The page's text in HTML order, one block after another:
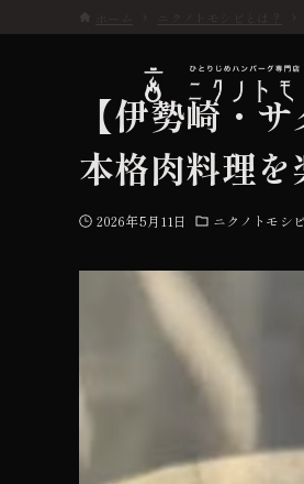
こだわり
お品書き
初めての方へ
【伊勢崎・
本格肉料理
2026年5月11日 ニクノトモシ